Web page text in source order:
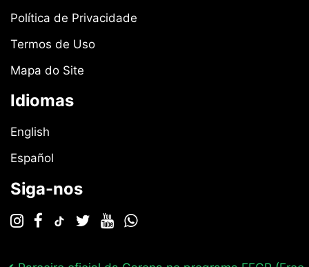
Política de Privacidade
Termos de Uso
Mapa do Site
Idiomas
English
Español
Siga-nos